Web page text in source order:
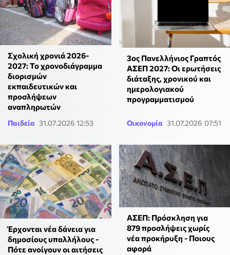
Σχολική χρονιά 2026-
2027: Το χρονοδιάγραμμα
διορισμών
εκπαιδευτικών και
προσλήψεων
αναπληρωτών
Παιδεία 31.07.2026 12:53
3ος Πανελλήνιος Γραπτός
ΑΣΕΠ 2027: Οι ερωτήσεις
διάταξης, χρονικού και
ημερολογιακού
προγραμματισμού
Οικονομία 31.07.2026 07:51
Έρχονται νέα δάνεια για
δημοσίους υπαλλήλους -
Πότε ανοίγουν οι αιτήσεις
ΑΣΕΠ: Πρόσκληση για
879 προσλήψεις χωρίς
νέα προκήρυξη - Ποιους
αφορά